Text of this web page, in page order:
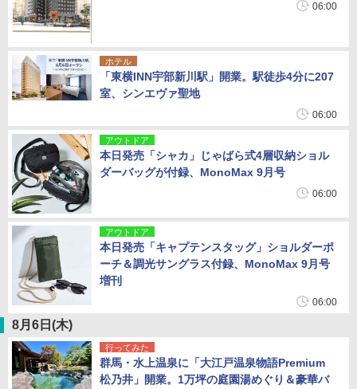
06:00
ホテル
「東横INN宇部新川駅」開業。駅徒歩4分に207
室、シンエヴァ聖地
06:00
アウトドア
本日発売「シャカ」じゃばら式4層収納ショル
ダーバッグが付録、MonoMax 9月号
06:00
アウトドア
本日発売「キャプテンスタッグ」ショルダーポ
ーチ＆調光サングラス付録、MonoMax 9月号
増刊
06:00
8月6日(木)
行ってみた
群馬・水上温泉に「大江戸温泉物語Premium
松乃井」開業。1万坪の庭園湯めぐり＆豪華バ